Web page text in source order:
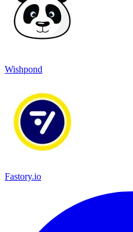
Wishpond
Fastory.io